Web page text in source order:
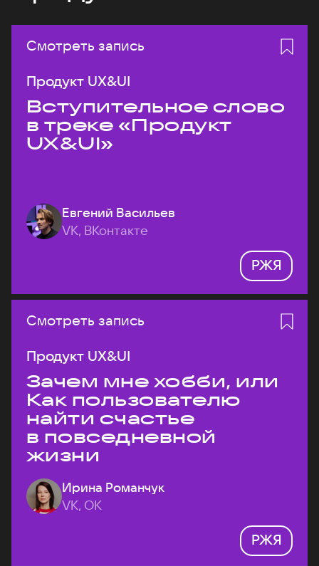
Смотреть запись
Продукт UX&UI
Вступительное слово
в треке «Продукт
UX&UI»
Евгений Васильев
VK, ВКонтакте
РЖЯ
Смотреть запись
Продукт UX&UI
Зачем мне хобби, или
Как пользователю
найти счастье
в повседневной
жизни
Ирина Романчук
VK, ОК
РЖЯ